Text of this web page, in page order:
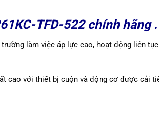
TFD-522 chính hãng .
làm việc áp lực cao, hoạt động liên
cao với thiết bị cuộn và động cơ được cải